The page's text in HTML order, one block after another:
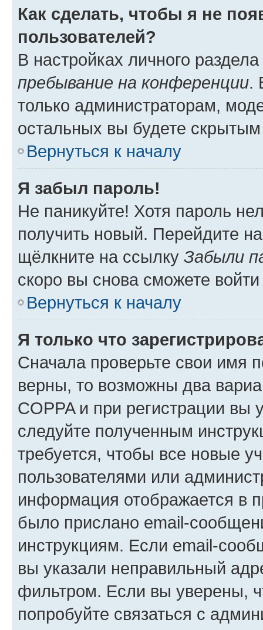
Как сделать, чтобы я не
пользователей?
В настройках личного
пребывание на конференции.
только администраторам,
остальных вы будете
Вернуться к началу
Я забыл пароль!
Не паникуйте! Хотя пароль
получить новый. Перейдите
щёлкните на ссылку Забыли
скоро вы снова сможете
Вернуться к началу
Я только что
Сначала проверьте свои имя
верны, то возможны два
COPPA и при регистрации вы
следуйте полученным
требуется, чтобы все новые
пользователями или
информация отображается в
было прислано email-
инструкциям. Если email-
вы указали неправильный
фильтром. Если вы уверены,
попробуйте связаться с